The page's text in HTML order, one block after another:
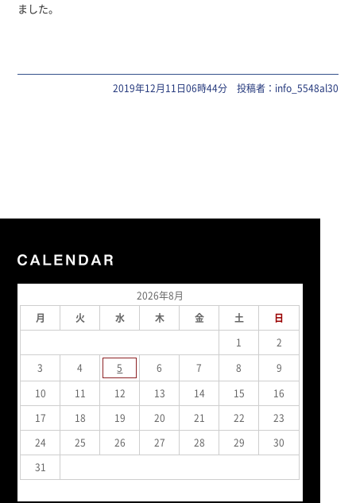
ました。
2019年12月11日06時44分 投稿者：info_5548al30
2026年8月
月
火 水 木 金 土
日
1
2
3
4 5 6 7 8
9
10
11 12 13 14 15
16
17
18 19 20 21 22
23
24
25 26 27 28 29
30
31